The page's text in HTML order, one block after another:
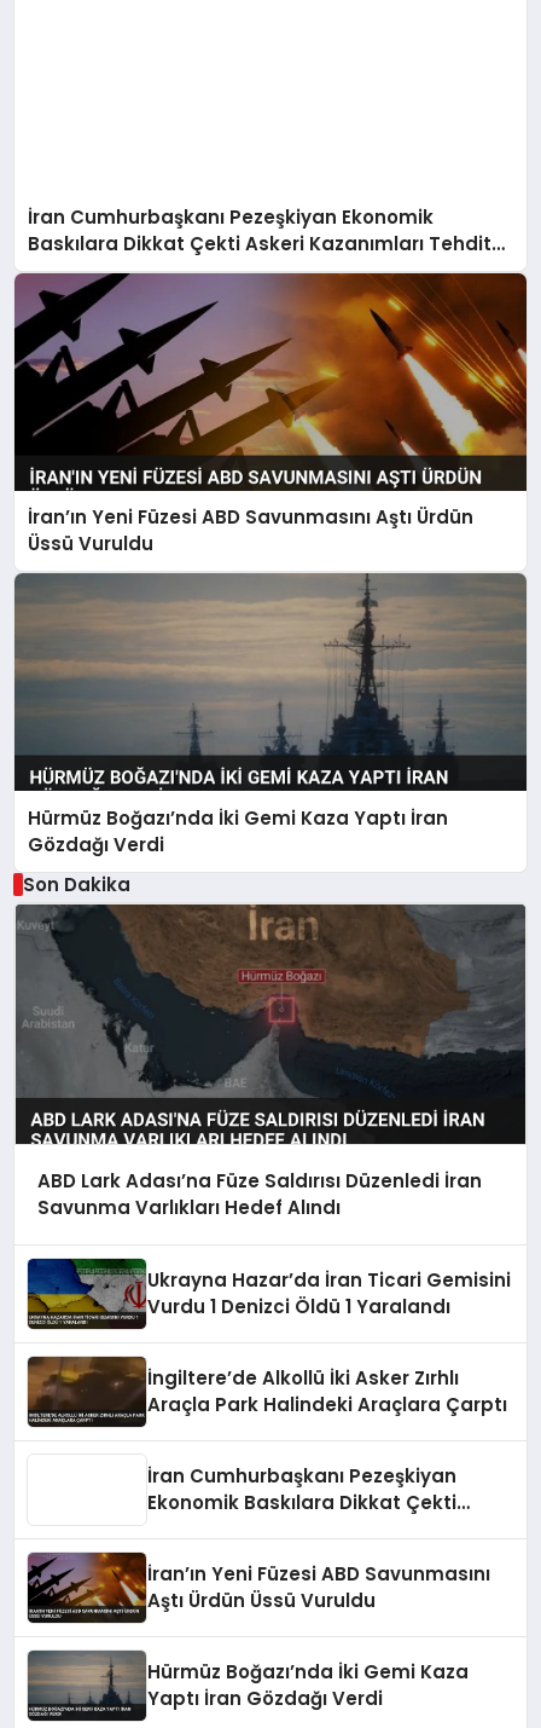
İran Cumhurbaşkanı Pezeşkiyan Ekonomik
Baskılara Dikkat Çekti Askeri Kazanımları Tehdit
Uyarısı
İran’ın Yeni Füzesi ABD Savunmasını Aştı Ürdün
Üssü Vuruldu
Hürmüz Boğazı’nda İki Gemi Kaza Yaptı İran
Gözdağı Verdi
Son Dakika
ABD Lark Adası’na Füze Saldırısı Düzenledi İran
Savunma Varlıkları Hedef Alındı
Ukrayna Hazar’da İran Ticari Gemisini
Vurdu 1 Denizci Öldü 1 Yaralandı
İngiltere’de Alkollü İki Asker Zırhlı
Araçla Park Halindeki Araçlara Çarptı
İran Cumhurbaşkanı Pezeşkiyan
Ekonomik Baskılara Dikkat Çekti
İran’ın Yeni Füzesi ABD Savunmasını
Aştı Ürdün Üssü Vuruldu
Hürmüz Boğazı’nda İki Gemi Kaza
Yaptı İran Gözdağı Verdi